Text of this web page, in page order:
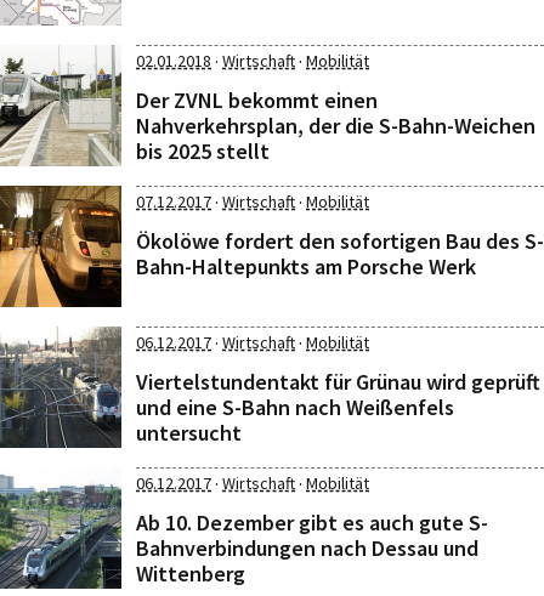
02.01.2018 · Wirtschaft· Mobilität
Der ZVNL bekommt einen
Nahverkehrsplan, der die S-Bahn-Weichen
bis 2025 stellt
07.12.2017· Wirtschaft· Mobilität
Ökolöwe fordert den sofortigen Bau des S-
Bahn-Haltepunkts am Porsche Werk
06.12.2017· Wirtschaft· Mobilität
Viertelstundentakt für Grünau wird geprüft
und eine S-Bahn nach Weißenfels
untersucht
06.12.2017· Wirtschaft· Mobilität
Ab 10. Dezember gibt es auch gute S-
Bahnverbindungen nach Dessau und
Wittenberg